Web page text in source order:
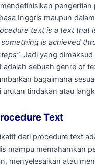
Inggris maupun
text is a text that
is achieved
Jadi yang dimaksud
adalah sebuah genre of
bagaimana
urutan tindakan atau
Text
dari procedure text
mampu memahamkan
menyelesaikan atau